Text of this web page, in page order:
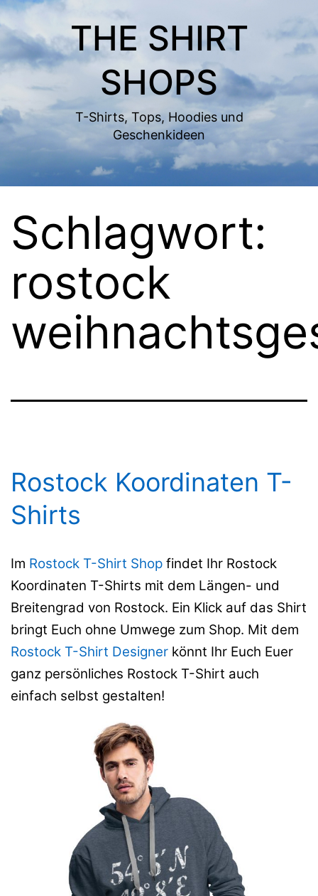
Zum
Inhalt
springen
THE SHIRT
SHOPS
T-Shirts, Tops, Hoodies und
Geschenkideen
Schlagwort:
rostock
Rostock Koordinaten T-
Shirts
Im Rostock T-Shirt Shop findet Ihr Rostock
Koordinaten T-Shirts mit dem Längen- und
Breitengrad von Rostock. Ein Klick auf das Shirt
bringt Euch ohne Umwege zum Shop. Mit dem
Rostock T-Shirt Designer könnt Ihr Euch Euer
ganz persönliches Rostock T-Shirt auch
einfach selbst gestalten!